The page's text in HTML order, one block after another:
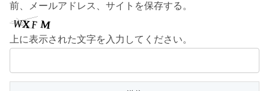
前、メールアドレス、サイトを保存する。
上に表示された文字を入力してください。